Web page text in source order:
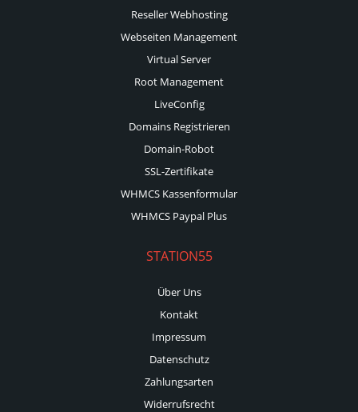
Reseller Webhosting
Webseiten Management
Virtual Server
Root Management
LiveConfig
Domains Registrieren
Domain-Robot
SSL-Zertifikate
WHMCS Kassenformular
WHMCS Paypal Plus
STATION55
Über Uns
Kontakt
Impressum
Datenschutz
Zahlungsarten
Widerrufsrecht